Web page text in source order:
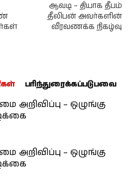
ஆவடி – தியாக தீபம்
தீலிபன் அவர்களின்
வீரவணக்க நிகழ்வு
பரிந்துரைக்கப்படுபவை
அறிவிப்பு – ஒழுங்கு
அறிவிப்பு – ஒழுங்கு